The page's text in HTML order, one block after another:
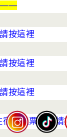
——
按這裡
按這裡
按這裡
訂機票法寶請